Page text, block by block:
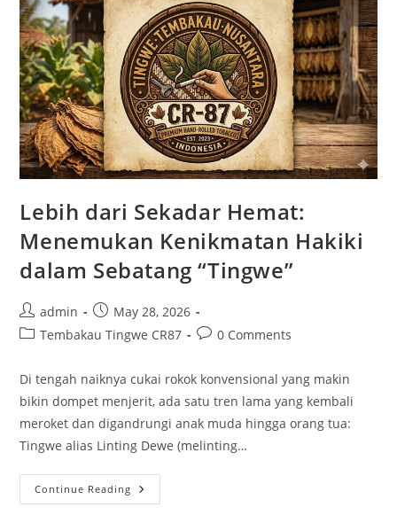
Dan
Solusi
Hemat
Di
Jantung
Ibu
Kota
Lebih dari Sekadar Hemat:
Menemukan Kenikmatan Hakiki
dalam Sebatang “Tingwe”
Post
author:
admin
Post
published:
May 28, 2026
PostTembakau Tingwe CR87
Post0 Comments
Di tengah naiknya cukai rokok konvensional yang makin
bikin dompet menjerit, ada satu tren lama yang kembali
meroket dan digandrungi anak muda hingga orang tua:
Tingwe alias Linting Dewe (melinting…
Continue Reading Lebih
Dari